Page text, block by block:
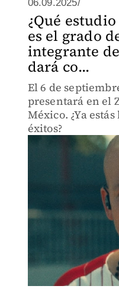
06.09.2025/
¿Qué
es el grado
integrante
dará co...
El 6 de
presentará en el
México. ¿Ya
éxitos?